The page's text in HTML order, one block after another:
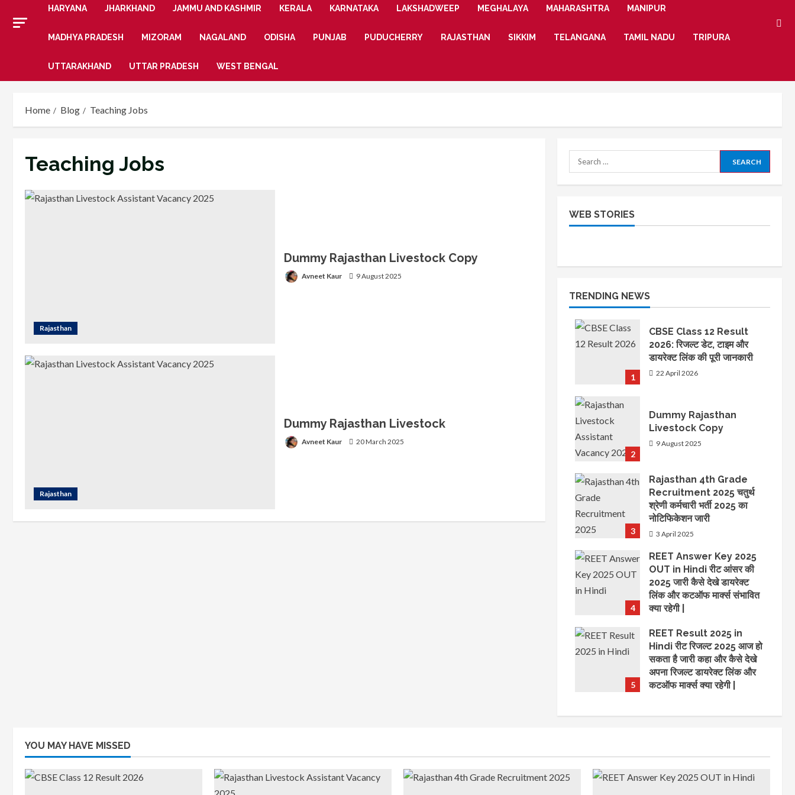
HARYANA JHARKHAND JAMMU AND KASHMIR KERALA KARNATAKA LAKSHADWEEP MEGHALAYA MAHARASHTRA MANIPUR
MADHYA PRADESH MIZORAM NAGALAND ODISHA PUNJAB PUDUCHERRY RAJASTHAN SIKKIM TELANGANA TAMIL NADU TRIPURA
UTTARAKHAND UTTAR PRADESH WEST BENGAL
Home Blog Teaching Jobs
Teaching Jobs
Rajasthan
Dummy Rajasthan Livestock Copy
Avneet Kaur 9 August 2025
Rajasthan
Dummy Rajasthan Livestock
Avneet Kaur 20 March 2025
Search
for:
WEB STORIES
रीट 2025 भर्ती का
नोटिफिकेशन जारी,
पदों पर आ रही है भर्ती
टीचर भर्ती का 2202
TRENDING NEWS
1
CBSE Class 12 Result
2026: रिजल्ट डेट, टाइम और
डायरेक्ट लिंक की पूरी जानकारी
22 April 2026
2
Dummy Rajasthan
Livestock Copy
9 August 2025
3
Rajasthan 4th Grade
Recruitment 2025 चतुर्थ
श्रेणी कर्मचारी भर्ती 2025 का
नोटिफिकेशन जारी
3 April 2025
4
REET Answer Key 2025
OUT in Hindi रीट आंसर की
2025 जारी कैसे देखे डायरेक्ट
लिंक और कटऑफ मार्क्स संभावित
क्या रहेगी |
5
REET Result 2025 in
Hindi रीट रिजल्ट 2025 आज हो
सकता है जारी कहा और कैसे देखे
अपना रिजल्ट डायरेक्ट लिंक और
कटऑफ मार्क्स क्या रहेगी |
YOU MAY HAVE MISSED